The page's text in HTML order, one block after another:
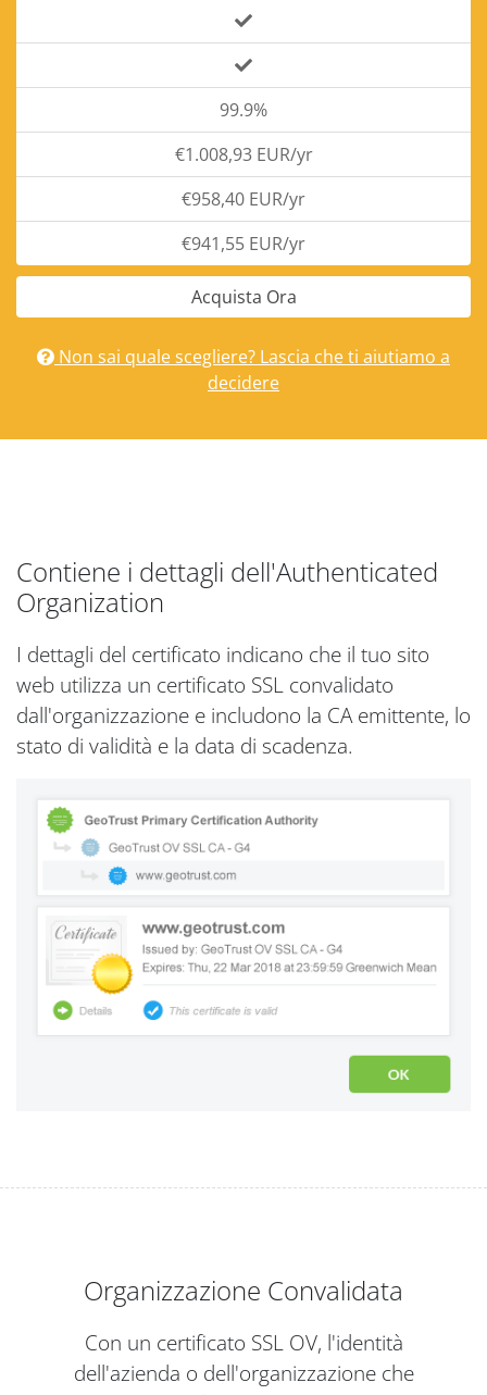
99.9%
€1.008,93 EUR/yr
€958,40 EUR/yr
€941,55 EUR/yr
Acquista Ora
Non sai quale scegliere? Lascia che ti aiutiamo a
decidere
Contiene i dettagli dell'Authenticated
Organization
I dettagli del certificato indicano che il tuo sito
web utilizza un certificato SSL convalidato
dall'organizzazione e includono la CA emittente, lo
stato di validità e la data di scadenza.
Organizzazione Convalidata
Con un certificato SSL OV, l'identità
dell'azienda o dell'organizzazione che